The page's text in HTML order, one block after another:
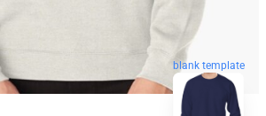
blank template